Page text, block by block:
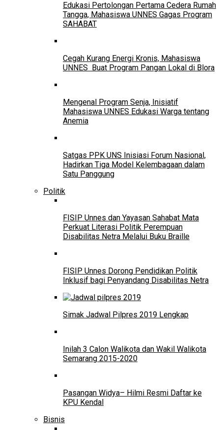
Edukasi Pertolongan Pertama Cedera Rumah
Tangga, Mahasiswa UNNES Gagas Program
SAHABAT
Cegah Kurang Energi Kronis, Mahasiswa
UNNES Buat Program Pangan Lokal di Blora
Mengenal Program Senja, Inisiatif
Mahasiswa UNNES Edukasi Warga tentang
Anemia
Satgas PPK UNS Inisiasi Forum Nasional,
Hadirkan Tiga Model Kelembagaan dalam
Satu Panggung
Politik
FISIP Unnes dan Yayasan Sahabat Mata
Perkuat Literasi Politik Perempuan
Disabilitas Netra Melalui Buku Braille
FISIP Unnes Dorong Pendidikan Politik
Inklusif bagi Penyandang Disabilitas Netra
Simak Jadwal Pilpres 2019 Lengkap
Inilah 3 Calon Walikota dan Wakil Walikota
Semarang 2015-2020
Pasangan Widya– Hilmi Resmi Daftar ke
KPU Kendal
Bisnis